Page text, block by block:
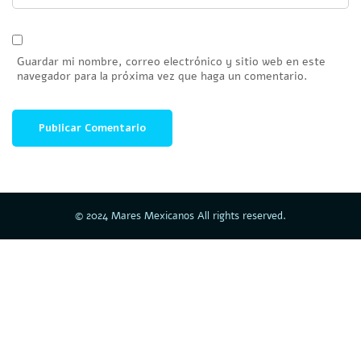
Guardar mi nombre, correo electrónico y sitio web en este
navegador para la próxima vez que haga un comentario.
© 2024 Mares Mexicanos All rights reserved.